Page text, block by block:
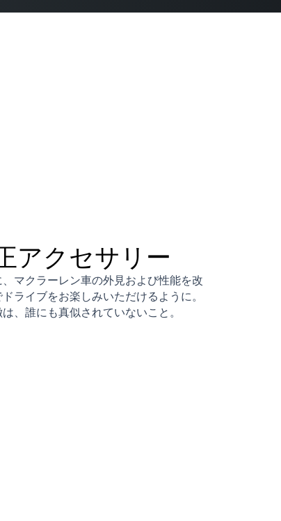
アクセサリー
マクラーレン車の外見および性能を改
ライブをお楽しみいただけるように。
、誰にも真似されていないこと。